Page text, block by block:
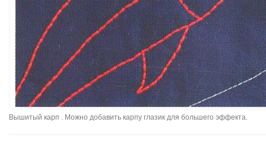
Вышитый карп . Можно добавить карпу глазик для большего эффекта.